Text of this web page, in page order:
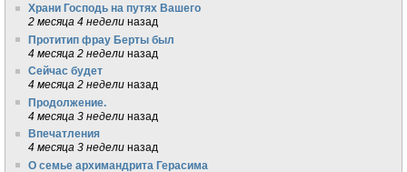
Храни Господь на путях Вашего
2 месяца 4 недели назад
Протитип фрау Берты был
4 месяца 2 недели назад
Сейчас будет
4 месяца 2 недели назад
Продолжение.
4 месяца 3 недели назад
Впечатления
4 месяца 3 недели назад
О семье архимандрита Герасима